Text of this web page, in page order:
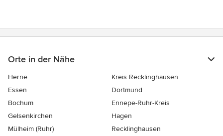
Orte in der Nähe
Herne
Kreis Recklinghausen
Essen
Dortmund
Bochum
Ennepe-Ruhr-Kreis
Gelsenkirchen
Hagen
Mülheim (Ruhr)
Recklinghausen